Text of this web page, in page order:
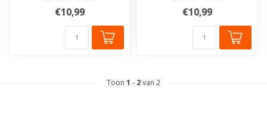
€10,99 €10,99
Toon 1 - 2van 2